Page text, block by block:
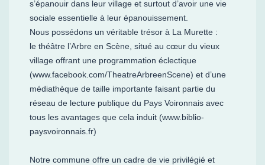
s’épanouir dans leur village et surtout d’avoir une vie
sociale essentielle à leur épanouissement.
Nous possédons un véritable trésor à La Murette :
le théâtre l’Arbre en Scène, situé au cœur du vieux
village offrant une programmation éclectique
(www.facebook.com/TheatreArbreenScene) et d’une
médiathèque de taille importante faisant partie du
réseau de lecture publique du Pays Voironnais avec
tous les avantages que cela induit (www.biblio-
paysvoironnais.fr)
Notre commune offre un cadre de vie privilégié et